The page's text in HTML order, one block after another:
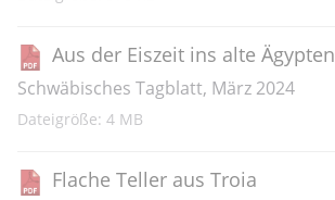
Aus der Eiszeit ins alte Ägypten
Schwäbisches Tagblatt, März 2024
Dateigröße: 4 MB
Flache Teller aus Troia